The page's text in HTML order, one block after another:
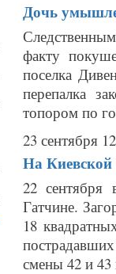
Дочь
факту
поселка
перепалка
топором по
23 сентября
На Киевской
22
Гатчине.
18
смены 42 и